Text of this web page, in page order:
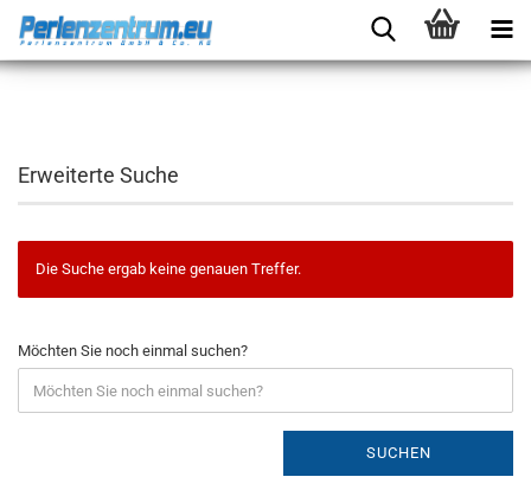
Erweiterte Suche
Die Suche ergab keine genauen Treffer.
Möchten Sie noch einmal suchen?
SUCHEN